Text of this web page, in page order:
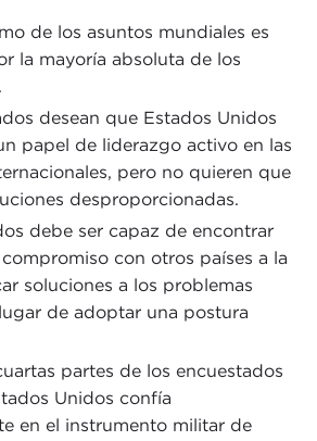
de los asuntos mundiales es
la mayoría absoluta de los
desean que Estados Unidos
papel de liderazgo activo en las
pero no quieren que
desproporcionadas.
debe ser capaz de encontrar
con otros países a la
soluciones a los problemas
de adoptar una postura
partes de los encuestados
Unidos confía
en el instrumento militar de